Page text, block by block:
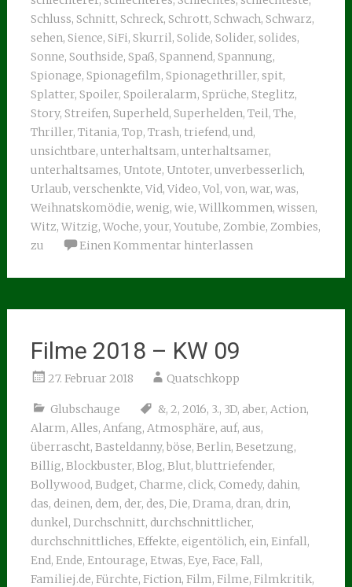
Schluss, Schnitt, Schreck, Schrott, Schwach, Schwarz,
sehen, Sience, SiFi, Skurril, Solide, Solider, solides,
Sonne, Southside, Spaß, Spannend, Spannung,
Spionage, Spionagefilm, Spionagethriller, spit,
Splatter, Spoiler, Spoileralarm, Sprüche, Steglitz,
Story, Streifen, Superheld, Superhelden, Teil, The,
Thriller, Titania, Top, Trash, triefend, und,
unsichtbare, unterhaltsam, unterhaltsamer,
unterhaltsames, Untote, Untoter, unverbesserlich,
Urlaub, verschenkte, Vid, Video, Vol, von, war, was,
Weihnatskomödie, wenig, wie, Willkommen, wissen,
Witz, Witzig, Woche, your, Youtube, Zombie, Zombies,
zu
Einen Kommentar hinterlassen
Filme 2018 – KW 09
27. Februar 2018 Quatschkopp
Glubschauge &, 2, 2016, 3., 3D, aber, Action,
Alarm, Alles, Anfang, Atmosphäre, auf, aus,
überrascht, Basteldanny, böse, Berlin, Besetzung,
Billig, Blockbuster, Blog, Blut, bluttriefender,
Bollywood, Budget, Charme, click, Comedy, dahin,
das, deinen, dem, der, des, Die, Drama, dran, drin,
dunkel, Durchschnitt, durchschnittlicher,
durchschnittliches, Effekte, eigentölich, ein, Einfall,
End, Ende, Entourage, Etwas, Eye, Face, Fall,
Familiej.de, Fürchte, Fiction, Film, Filme, Filmkritik,